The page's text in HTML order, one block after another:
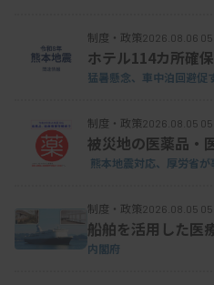
制度・政策2026.08.06
ホテル114カ所確
猛暑懸念、車中泊回避促
制度・政策2026.08.05
被災地の医薬品・
熊本地震対応、厚労省が
制度・政策2026.08.05
船舶を活用した医
内閣府